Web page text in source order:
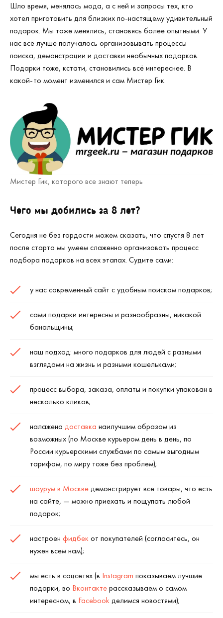
Шло время, менялась мода, а с ней и запросы тех, кто
хотел приготовить для близких по-настящему удивительный
подарок. Мы тоже менялись, становясь более опытными. У
нас всё лучше получалось организовывать процессы
поиска, демонстрации и доставки необычных подарков.
Подарки тоже, кстати, становились всё интереснее. В
какой-то момент изменился и сам Мистер Гик.
Мистер Гик, которого все знают теперь
Чего мы добились за 8 лет?
Сегодня не без гордости можем сказать, что спустя 8 лет
после старта мы умеем слаженно организовать процесс
подбора подарков на всех этапах. Судите сами:
у нас современный сайт с удобным поиском подарков;
сами подарки интересны и разнообразны, никакой
банальщины;
наш подход: много подарков для людей с разными
взглядами на жизнь и разными кошельками;
процесс выбора, заказа, оплаты и покупки упакован в
несколько кликов;
налажена доставка наилучшим образом из
возможных (по Москве курьером день в день, по
России курьерскими службами по самым выгодным
тарифам, по миру тоже без проблем);
шоурум в Москведемонстрирует все товары, что есть
на сайте, — можно приехать и пощупать любой
подарок;
настроен фидбекот покупателей (согласитесь, он
нужен всем нам);
мы есть в соцсетях (в Instagram показываем лучшие
подарки, во Вконтактерассказываем о самом
интересном, в Facebookделимся новостями);